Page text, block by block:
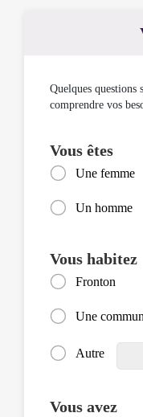
Quelques questions
comprendre vos
Vous êtes
Une femme
Un homme
Vous habitez
Fronton
Une
Autre
Vous avez